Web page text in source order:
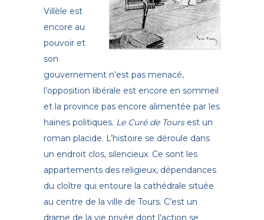
Villèle est
encore au
pouvoir et
son
gouvernement n’est pas menacé,
l’opposition libérale est encore en sommeil
et la province pas encore alimentée par les
haines politiques. Le Curé de Toursest un
roman placide. L’histoire se déroule dans
un endroit clos, silencieux. Ce sont les
appartements des religieux, dépendances
du cloître qui entoure la cathédrale située
au centre de la ville de Tours. C’est un
drame de la vie privée dont l’action se